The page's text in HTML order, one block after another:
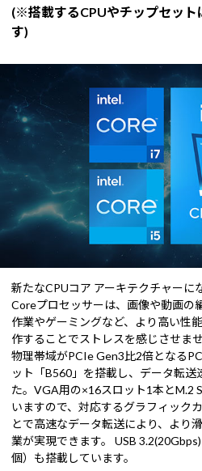
(※搭載するCPUやチップセット
す)
新たなCPUコア アーキテクチャーに
Coreプロセッサーは、画像や動画の
作業やゲーミングなど、より高い性
作することでストレスを感じさせま
物理帯域がPCIe Gen3比2倍となる
ット「B560」を搭載し、データ転送
た。VGA用の×16スロット1本とM.2
いますので、対応するグラフィック
とで高速なデータ転送により、より
業が実現できます。 USB
個）も搭載しています。